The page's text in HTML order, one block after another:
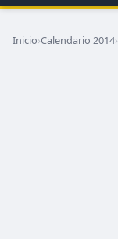
Inicio›Calendario 2014›